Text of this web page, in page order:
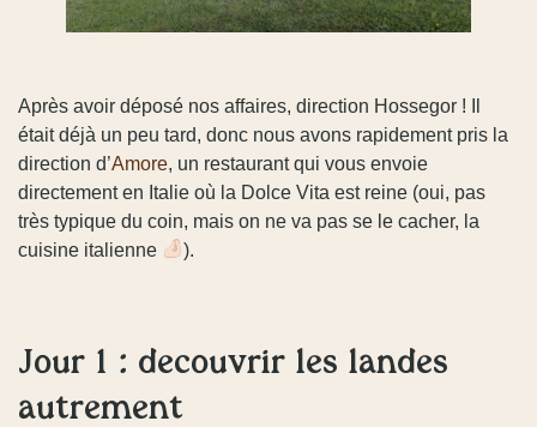
Après avoir déposé nos affaires, direction Hossegor ! Il
était déjà un peu tard, donc nous avons rapidement pris la
direction d’Amore, un restaurant qui vous envoie
directement en Italie où la Dolce Vita est reine (oui, pas
très typique du coin, mais on ne va pas se le cacher, la
cuisine italienne
).
Jour 1 : découvrir les landes
autrement